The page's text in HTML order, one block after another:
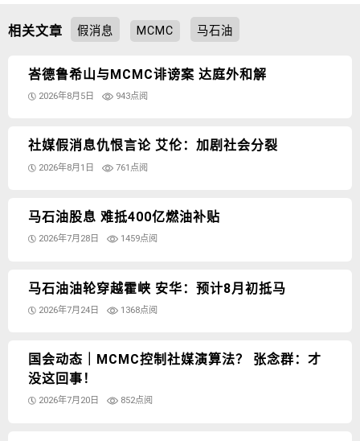
相关文章 假消息 MCMC 马石油
峇德鲁希山与MCMC诽谤案 达庭外和解
2026年8月5日 943点阅
社媒假消息仇恨言论 艾伦：加剧社会分裂
2026年8月1日 761点阅
马石油股息 难抵400亿燃油补贴
2026年7月28日 1459点阅
马石油油轮穿越霍峡 安华：预计8月初抵马
2026年7月24日 1368点阅
国会动态｜MCMC控制社媒演算法？ 张念群：才
没这回事！
2026年7月20日 852点阅